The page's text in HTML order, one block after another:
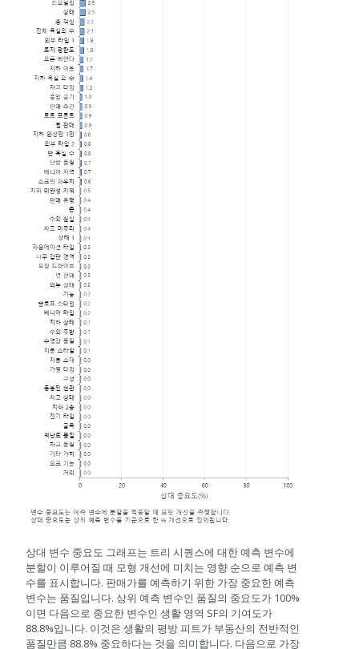
상대 변수 중요도 그래프는 트리 시퀀스에 대한 예측 변수에
분할이 이루어질 때 모형 개선에 미치는 영향 순으로 예측 변
수를 표시합니다. 판매가를 예측하기 위한 가장 중요한 예측
변수는 품질입니다. 상위 예측 변수인 품질의 중요도가 100%
이면 다음으로 중요한 변수인 생활 영역 SF의 기여도가
88.8%입니다. 이것은 생활의 평방 피트가 부동산의 전반적인
품질만큼 88.8% 중요하다는 것을 의미합니다. 다음으로 가장